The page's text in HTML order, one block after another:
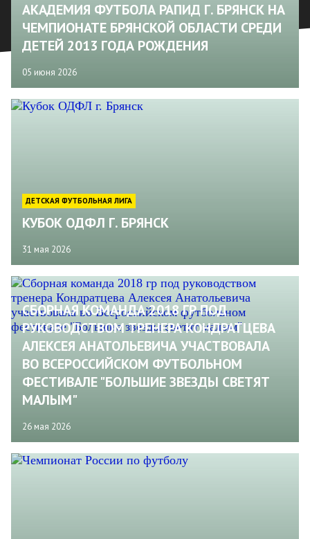
АКАДЕМИЯ ФУТБОЛА РАПИД Г. БРЯНСК НА
ЧЕМПИОНАТЕ БРЯНСКОЙ ОБЛАСТИ СРЕДИ
ДЕТЕЙ 2013 ГОДА РОЖДЕНИЯ
05 июня 2026
ДЕТСКАЯ ФУТБОЛЬНАЯ ЛИГА
КУБОК ОДФЛ Г. БРЯНСК
31 мая 2026
CБОРНАЯ КОМАНДА 2018 ГР ПОД
РУКОВОДСТВОМ ТРЕНЕРА КОНДРАТЦЕВА
АЛЕКСЕЯ АНАТОЛЬЕВИЧА УЧАСТВОВАЛА
ВО ВСЕРОССИЙСКОМ ФУТБОЛЬНОМ
ФЕСТИВАЛЕ "БОЛЬШИЕ ЗВЕЗДЫ СВЕТЯТ
МАЛЫМ"
26 мая 2026